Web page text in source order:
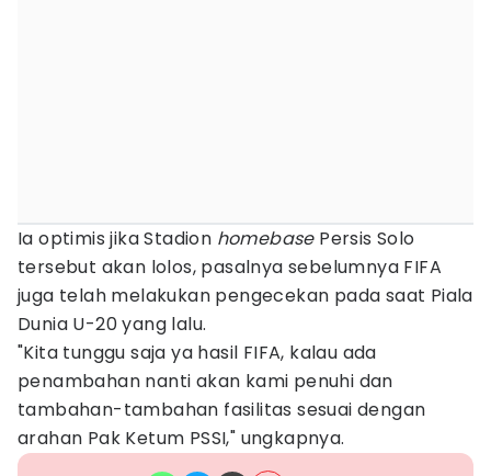
Ia optimis jika Stadion homebasePersis Solo
tersebut akan lolos, pasalnya sebelumnya FIFA
juga telah melakukan pengecekan pada saat Piala
Dunia U-20 yang lalu.
"Kita tunggu saja ya hasil FIFA, kalau ada
penambahan nanti akan kami penuhi dan
tambahan-tambahan fasilitas sesuai dengan
arahan Pak Ketum PSSI," ungkapnya.